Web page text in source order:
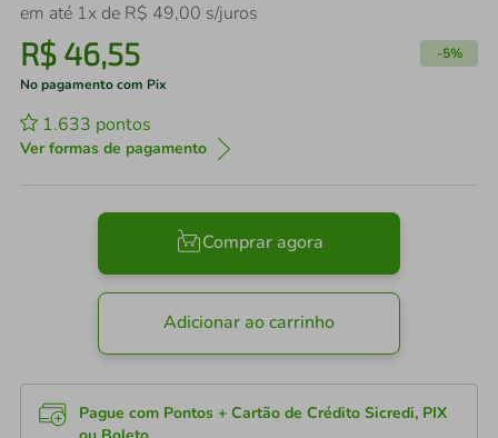
em até 1x de R$ 49,00 s/juros
R$ 46,55 -5%
No pagamento com Pix
1.633 pontos
Ver formas de pagamento
Comprar agora
Adicionar ao carrinho
Pague com Pontos + Cartão de Crédito Sicredi, PIX